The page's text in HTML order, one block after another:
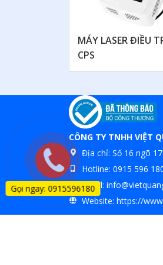
MÁY LASER ĐIỀU
CPS
CÔNG TY TNHH VIỆT
Địa chỉ: Số 16 ngõ
Hotline: 0915 596
Email:
Website: https://
Gọi ngay: 0915596180